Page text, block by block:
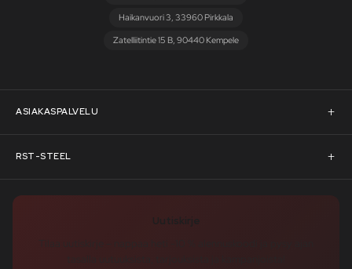
Haikanvuori 3, 33960 Pirkkala
Zatelliitintie 15 B, 90440 Kempele
ASIAKASPALVELU
Asiakaspalvelu
Pyydä tarjous
RST-STEEL
RST-Steelin tarina
Uutiskirje